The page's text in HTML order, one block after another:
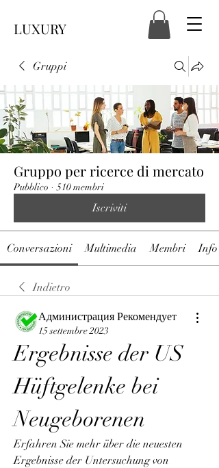
LUXURY
Gruppi
Gruppo per ricerce di mercato
Pubblico · 510 membri
Iscriviti
Conversazioni Multimedia Membri Info
Indietro
Администрация Рекомендует
15 settembre 2023
Ergebnisse der US
Hüftgelenke bei
Neugeborenen
Erfahren Sie mehr über die neuesten
Ergebnisse der Untersuchung von